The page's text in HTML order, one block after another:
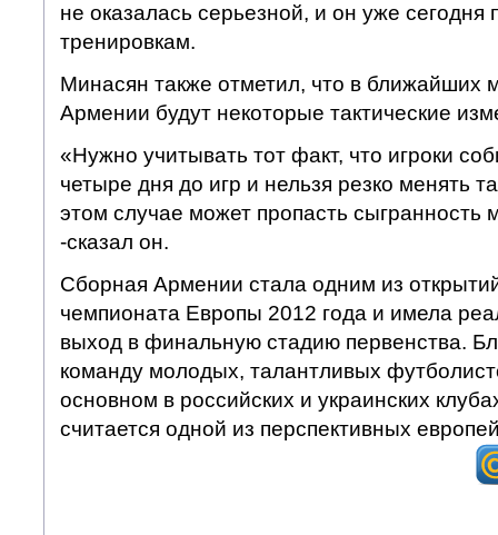
не оказалась серьезной, и он уже сегодня
тренировкам.
Минасян также отметил, что в ближайших
Армении будут некоторые тактические
«Нужно учитывать тот факт, что игроки
четыре дня до игр и нельзя резко менять
этом случае может пропасть сыгранность
-сказал он.
Сборная Армении стала одним из
чемпионата Европы 2012 года и имела
выход в финальную стадию первенства.
команду молодых, талантливых
основном в российских и украинских
считается одной из перспективных